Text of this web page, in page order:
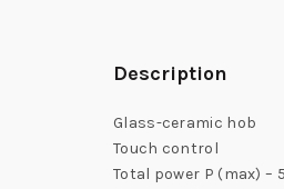
Description
Glass-ceramic hob
Touch control
Total power P (max) –